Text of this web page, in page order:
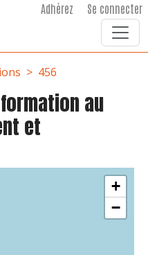
Adhérez Se connecter
456
au
et
+
−